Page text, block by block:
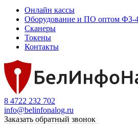
Онлайн кассы
Оборудование и ПО оптом ФЗ-
Сканеры
Токены
Контакты
8 4722 232 702
info@belinfonalog.ru
Заказать обратный звонок